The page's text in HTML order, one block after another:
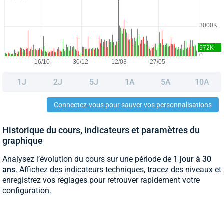
1J 2J 5J 1A 5A 10A
Connectez-vous pour sauver vos personnalisations
Historique du cours, indicateurs et paramètres du
graphique
Analysez l’évolution du cours sur une période de 1 jour à 30
ans. Affichez des indicateurs techniques, tracez des niveaux et
enregistrez vos réglages pour retrouver rapidement votre
configuration.